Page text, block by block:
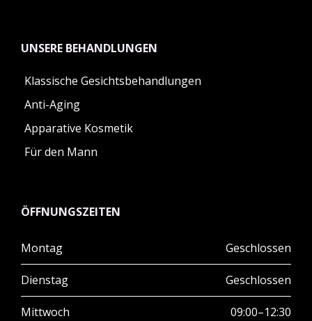
UNSERE BEHANDLUNGEN
Klassische Gesichtsbehandlungen
Anti-Aging
Apparative Kosmetik
Für den Mann
ÖFFNUNGSZEITEN
Montag Geschlossen
Dienstag Geschlossen
Mittwoch 09:00–12:30